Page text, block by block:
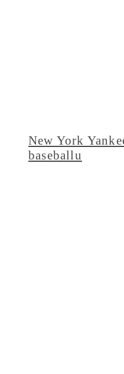
New York
baseballu